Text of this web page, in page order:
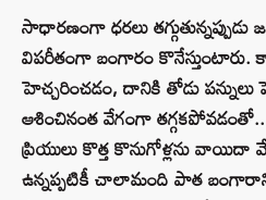
సాధారణంగా ధరలు తగ్గుతున్నప్పుడు
విపరీతంగా బంగారం
హెచ్చరించడం, దానికి తోడు
ఆశించినంత వేగంగా తగ్గకపోవడంతో..
ప్రియులు కొత్త కొనుగోళ్లను వాయిదా
ఉన్నప్పటికీ చాలామంది పాత